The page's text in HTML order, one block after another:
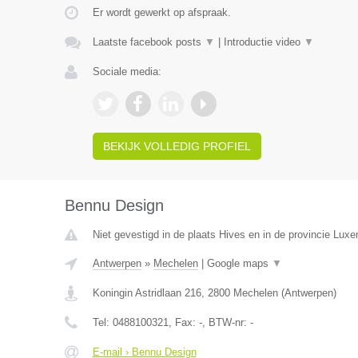
Er wordt gewerkt op afspraak.
Laatste facebook posts ▼ Introductie video ▼
Sociale media:
BEKIJK VOLLEDIG PROFIEL
Bennu Design
Niet gevestigd in de plaats Hives en in de provincie
Antwerpen» Mechelen| Google maps ▼
Koningin Astridlaan 216, 2800 Mechelen(Antwerpen)
Tel: 0488100321, Fax: -, BTW-nr: -
E-mail › Bennu Design